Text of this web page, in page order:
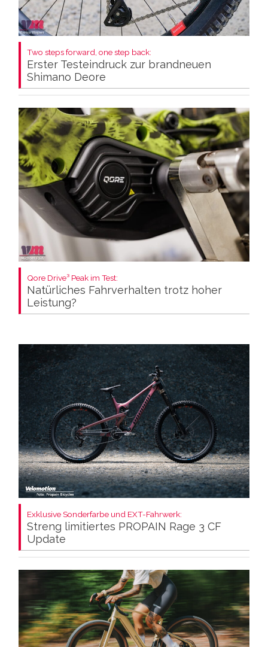
Two steps forward, one step back:
Erster Testeindruck zur brandneuen
Shimano Deore
Qore Drive³ Peak im Test:
Natürliches Fahrverhalten trotz hoher
Leistung?
Exklusive Sonderfarbe und EXT-Fahrwerk:
Streng limitiertes PROPAIN Rage 3 CF
Update